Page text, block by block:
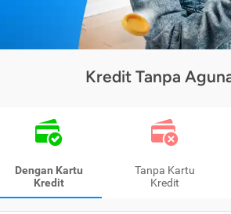
Kredit Tanpa
Dengan Kartu
Kredit
Tanpa Kartu
Kredit